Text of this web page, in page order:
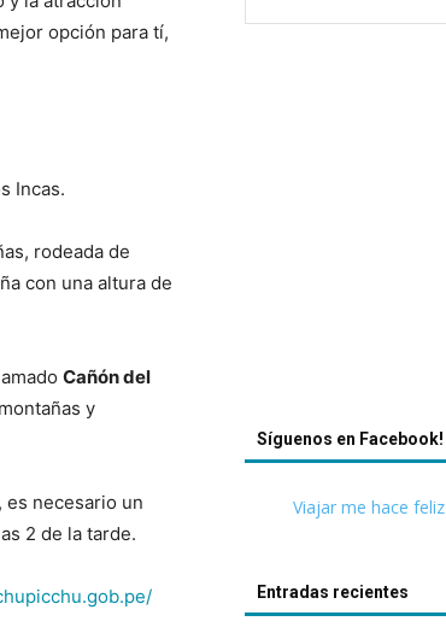
opción para tí,
Incas.
rodeada de
con una altura de
Cañón del
y
es necesario un
2 de la tarde.
pe/
Síguenos en Facebook!
Viajar me hace feliz
Entradas recientes